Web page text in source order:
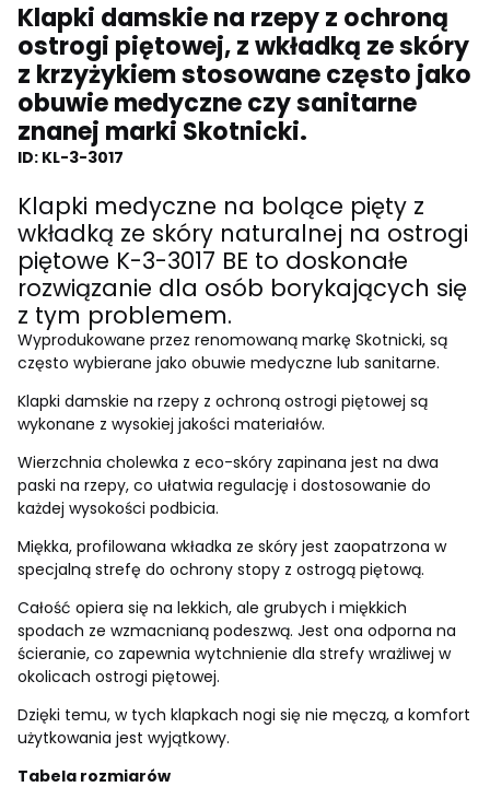
Klapki damskie na rzepy z ochroną
ostrogi piętowej, z wkładką ze skóry
z krzyżykiem stosowane często jako
obuwie medyczne czy sanitarne
znanej marki Skotnicki.
ID: KL-3-3017
Klapki medyczne na bolące pięty z
wkładką ze skóry naturalnej na ostrogi
piętowe K-3-3017 BE to doskonałe
rozwiązanie dla osób borykających się
z tym problemem.
Wyprodukowane przez renomowaną markę Skotnicki, są
często wybierane jako obuwie medyczne lub sanitarne.
Klapki damskie na rzepy z ochroną ostrogi piętowej są
wykonane z wysokiej jakości materiałów.
Wierzchnia cholewka z eco-skóry zapinana jest na dwa
paski na rzepy, co ułatwia regulację i dostosowanie do
każdej wysokości podbicia.
Miękka, profilowana wkładka ze skóry jest zaopatrzona w
specjalną strefę do ochrony stopy z ostrogą piętową.
Całość opiera się na lekkich, ale grubych i miękkich
spodach ze wzmacnianą podeszwą. Jest ona odporna na
ścieranie, co zapewnia wytchnienie dla strefy wrażliwej w
okolicach ostrogi piętowej.
Dzięki temu, w tych klapkach nogi się nie męczą, a komfort
użytkowania jest wyjątkowy.
Tabela rozmiarów